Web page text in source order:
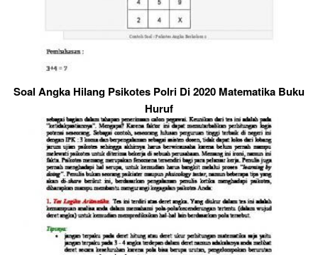
Soal Angka Hilang Psikotes Polri Di 2020 Matematika Buku
Huruf